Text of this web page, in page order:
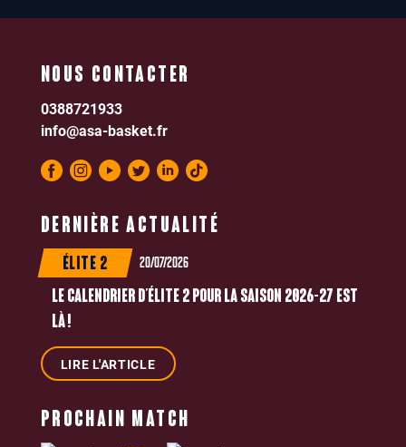
DERNIÈRE ACTUALITÉ
ÉLITE 2 20/07/2026
LE CALENDRIER D’ÉLITE 2 POUR LA SAISON 2026-27 EST
LÀ !
LIRE L'ARTICLE
NOUS CONTACTER
0388721933
info@asa-basket.fr
PROCHAIN MATCH